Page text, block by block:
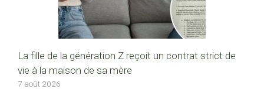
La fille de la génération Z reçoit un contrat strict de
vie à la maison de sa mère
7 août 2026